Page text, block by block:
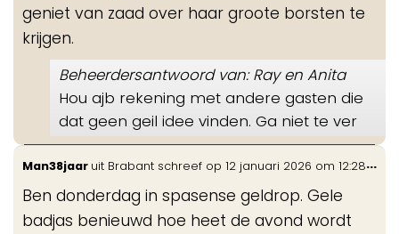
geniet van zaad over haar groote borsten te
krijgen.
Beheerdersantwoord van: Ray en Anita
Hou ajb rekening met andere gasten die
dat geen geil idee vinden. Ga niet te ver
Man38jaar uit Brabant schreef op 12 januari 2026 om 12:28
Ben donderdag in spasense geldrop. Gele
badjas benieuwd hoe heet de avond wordt
...